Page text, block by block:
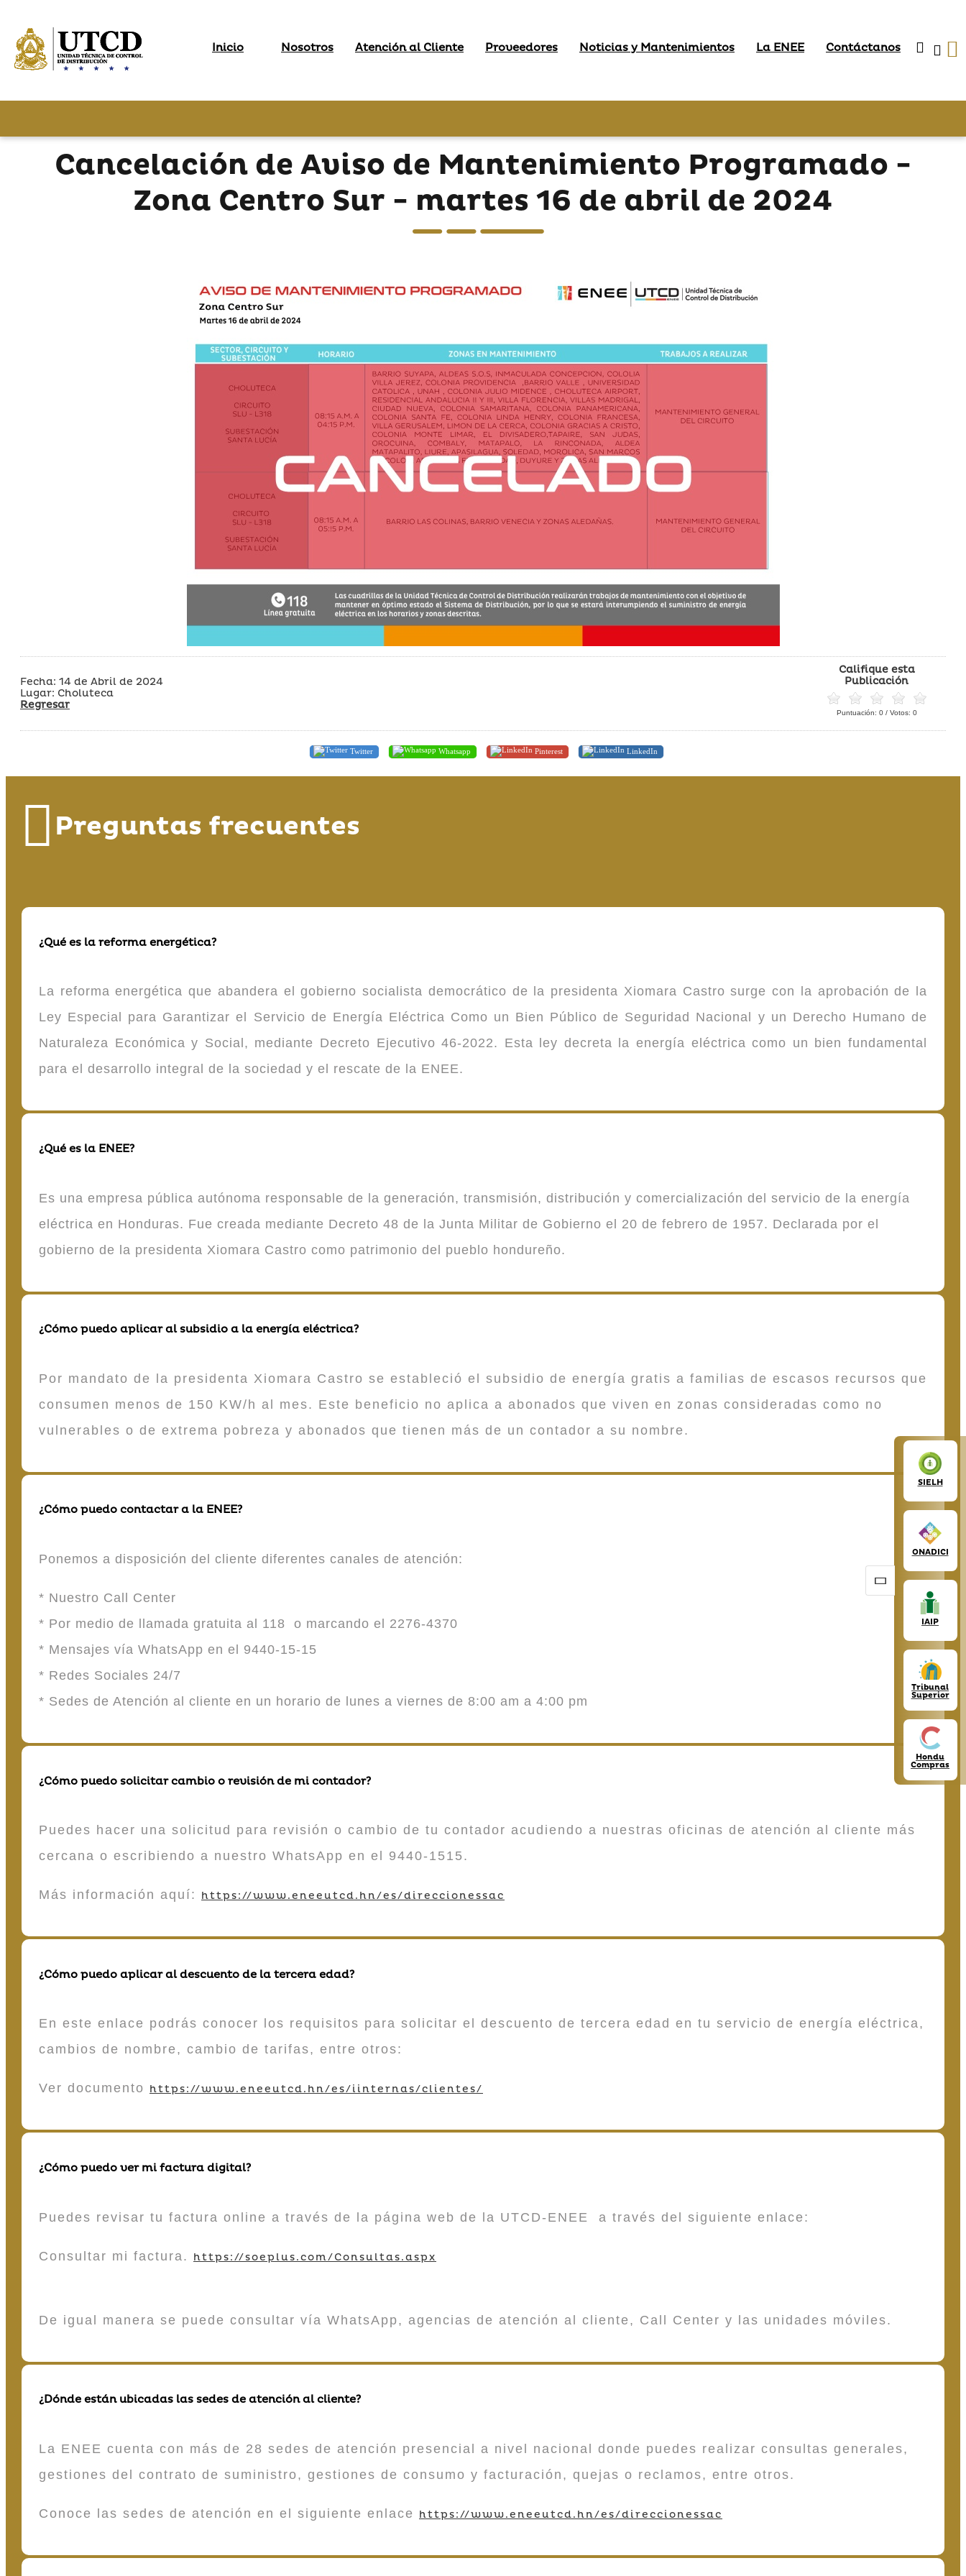
Inicio Nosotros Atención al Cliente Proveedores Noticias y Mantenimientos La ENEE Contáctanos
SIELH
ONADICI
IAIP
Tribunal
Superior
Hondu
Compras
Cancelación de Aviso de Mantenimiento Programado -
Zona Centro Sur - martes 16 de abril de 2024
Fecha: 14 de Abril de 2024
Lugar: Choluteca
Regresar
Califique esta
Publicación
Puntuación: 0/ Votos: 0
Twitter Whatsapp Pinterest LinkedIn
Preguntas frecuentes
¿Qué es la reforma energética?
La reforma energética que abandera el gobierno socialista democrático de la presidenta Xiomara Castro surge con la aprobación de la
Ley Especial para Garantizar el Servicio de Energía Eléctrica Como un Bien Público de Seguridad Nacional y un Derecho Humano de
Naturaleza Económica y Social, mediante Decreto Ejecutivo 46-2022. Esta ley decreta la energía eléctrica como un bien fundamental
para el desarrollo integral de la sociedad y el rescate de la ENEE.
¿Qué es la ENEE?
Es una empresa pública autónoma responsable de la generación, transmisión, distribución y comercialización del servicio de la energía
eléctrica en Honduras. Fue creada mediante Decreto 48 de la Junta Militar de Gobierno el 20 de febrero de 1957. Declarada por el
gobierno de la presidenta Xiomara Castro como patrimonio del pueblo hondureño.
¿Cómo puedo aplicar al subsidio a la energía eléctrica?
Por mandato de la presidenta Xiomara Castro se estableció el subsidio de energía gratis a familias de escasos recursos que
consumen menos de 150 KW/h al mes. Este beneficio no aplica a abonados que viven en zonas consideradas como no
vulnerables o de extrema pobreza y abonados que tienen más de un contador a su nombre.
¿Cómo puedo contactar a la ENEE?
Ponemos a disposición del cliente diferentes canales de atención:
* Nuestro Call Center
* Por medio de llamada gratuita al 118 o marcando el 2276-4370
* Mensajes vía WhatsApp en el 9440-15-15
* Redes Sociales 24/7
* Sedes de Atención al cliente en un horario de lunes a viernes de 8:00 am a 4:00 pm
¿Cómo puedo solicitar cambio o revisión de mi contador?
Puedes hacer una solicitud para revisión o cambio de tu contador acudiendo a nuestras oficinas de atención al cliente más
cercana o escribiendo a nuestro WhatsApp en el 9440-1515.
Más información aquí: https://www.eneeutcd.hn/es/direccionessac
¿Cómo puedo aplicar al descuento de la tercera edad?
En este enlace podrás conocer los requisitos para solicitar el descuento de tercera edad en tu servicio de energía eléctrica,
cambios de nombre, cambio de tarifas, entre otros:
Ver documento https://www.eneeutcd.hn/es/iinternas/clientes/
¿Cómo puedo ver mi factura digital?
Puedes revisar tu factura online a través de la página web de la UTCD-ENEE a través del siguiente enlace:
Consultar mi factura. https://soeplus.com/Consultas.aspx
De igual manera se puede consultar vía WhatsApp, agencias de atención al cliente, Call Center y las unidades móviles.
¿Dónde están ubicadas las sedes de atención al cliente?
La ENEE cuenta con más de 28 sedes de atención presencial a nivel nacional donde puedes realizar consultas generales,
gestiones del contrato de suministro, gestiones de consumo y facturación, quejas o reclamos, entre otros.
Conoce las sedes de atención en el siguiente enlace https://www.eneeutcd.hn/es/direccionessac